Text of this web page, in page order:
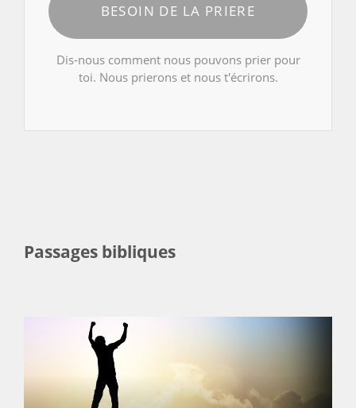
BESOIN DE LA PRIERE
Dis-nous comment nous pouvons prier pour
toi. Nous prierons et nous t'écrirons.
Passages bibliques